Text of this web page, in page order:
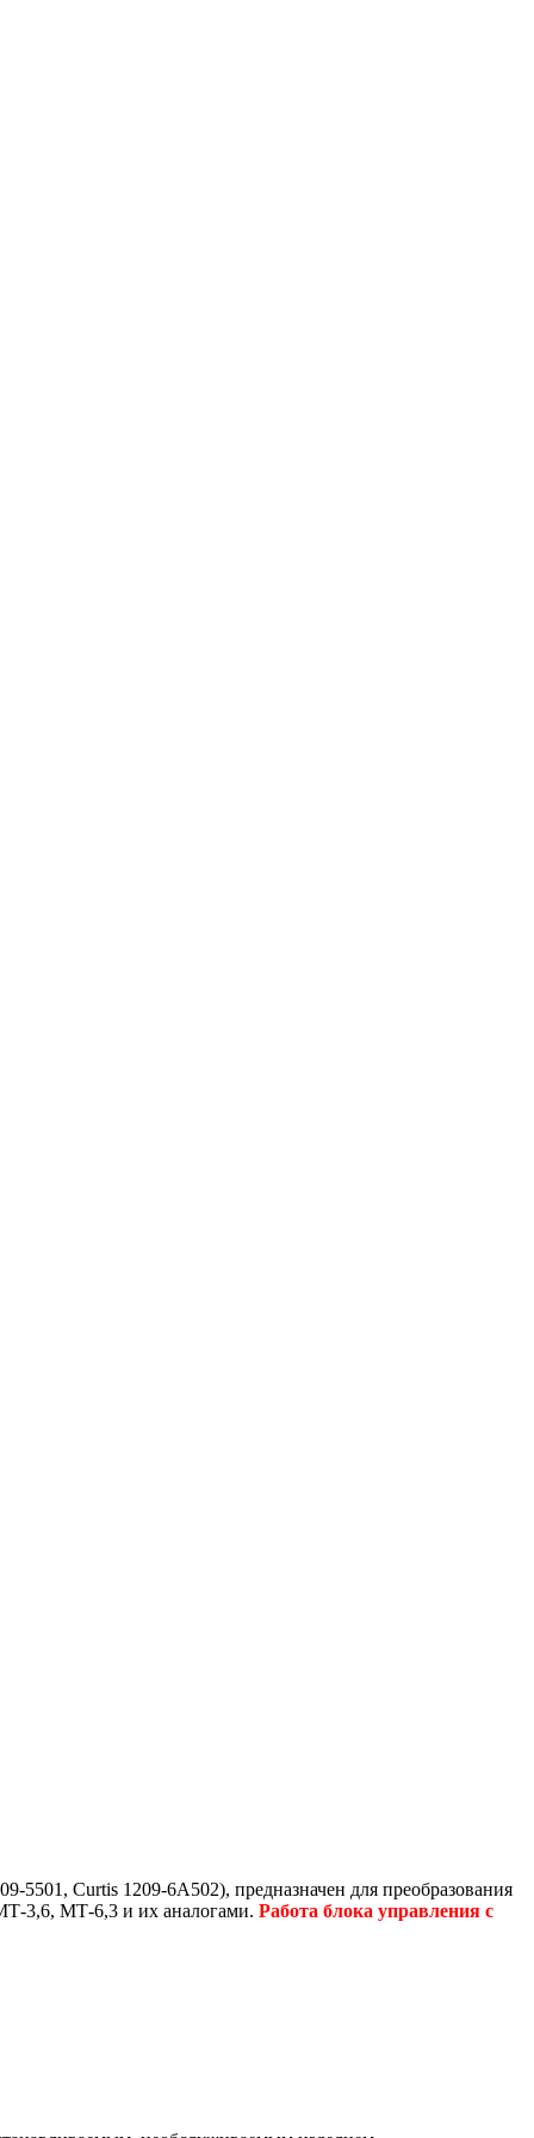
5501, Curtis 1209-6А502), предназначен для преобразования
МТ-3,6, МТ-6,3 и их аналогами. Работа блока управления с